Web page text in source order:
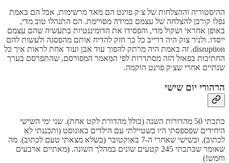
ההיסטוריה וההצלחות של צ׳ק פוינט הם מאד מרשימות, אבל הם באמת
נפלו קורבן להצלחה של עצמם במידה מסויימת. הם התנהלו טוב מדי,
באופן אחראי ושקול מדי, והפסידו את הדומיננטיות בתעשיה שהם עצמם
ייסדו. ולניר צוק היה דרייב כל כך חזק להדיח אותם מהפסגה ולעשות להם
disruption. זה באמת היה מרתק להפוך עוד אבן ועוד אחת לראות איך כל
החתיכות בפאזל הזה מסתדרות לפי המאמר המפורסם, שהתפרסם בערך
שנתיים אחרי שצ׳ק פוינט הוקמה.
הרהורי יום שישי
כתבתי 50 מהדורות השנה (כולל מהדורת לקט אחת). שני ימי השישי
היחידים שפספסתי היו כשטיילתי עם הילדים באוגוסט (ותכננתי לא
לכתוב), ובשישי שאחרי ה-7 באוקטובר (כשלא מצאתי טעם לכתוב). מה
שאומר שכתבתי 245 קטעים שונים במהלך השונה. (מאתיים ארבעים
וחמש!)